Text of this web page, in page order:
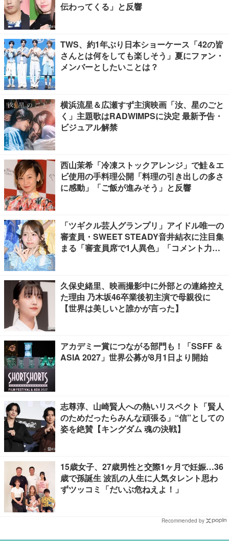
伝わってくる」と反響
TWS、約1年ぶり日本ショーケース「42の皆
さんとは何をしても楽しそう」夏にファン・
メンバーとしたいことは？
横浜流星＆広瀬すず主演映画「汝、星のごと
く」主題歌はRADWIMPSに決定 最新予告・
ビジュアル解禁
西山茉希「冷凍ストックアレンジ」で鮭＆エ
ビ使用の手料理公開「料理の引き出しの多さ
に感動」「ご飯が進みそう」と反響
「ツギクル芸人グランプリ」アイドル唯一の
審査員・SWEET STEADY音井結衣に注目集
まる「審査員席で1人異色」「コメント力素
久保史緒里、映画撮影中に外部との連絡控え
た理由 乃木坂46卒業後初主演で母親役に
【世界は美しいと誰かが言った】
アカデミー賞につながる部門も！「SSFF ＆
ASIA 2027」世界公募が8月1日より開始
志尊淳、山崎賢人への熱いリスペクト「賢人
のためだったらみんな頑張る」“信”としての
姿を絶賛【キングダム 魂の決戦】
15歳女子、27歳男性と交際1ヶ月で妊娠…36
歳で孫誕生 波乱の人生に人気タレント思わ
ずツッコミ「だいぶ危ねえよ！」
Recommended by